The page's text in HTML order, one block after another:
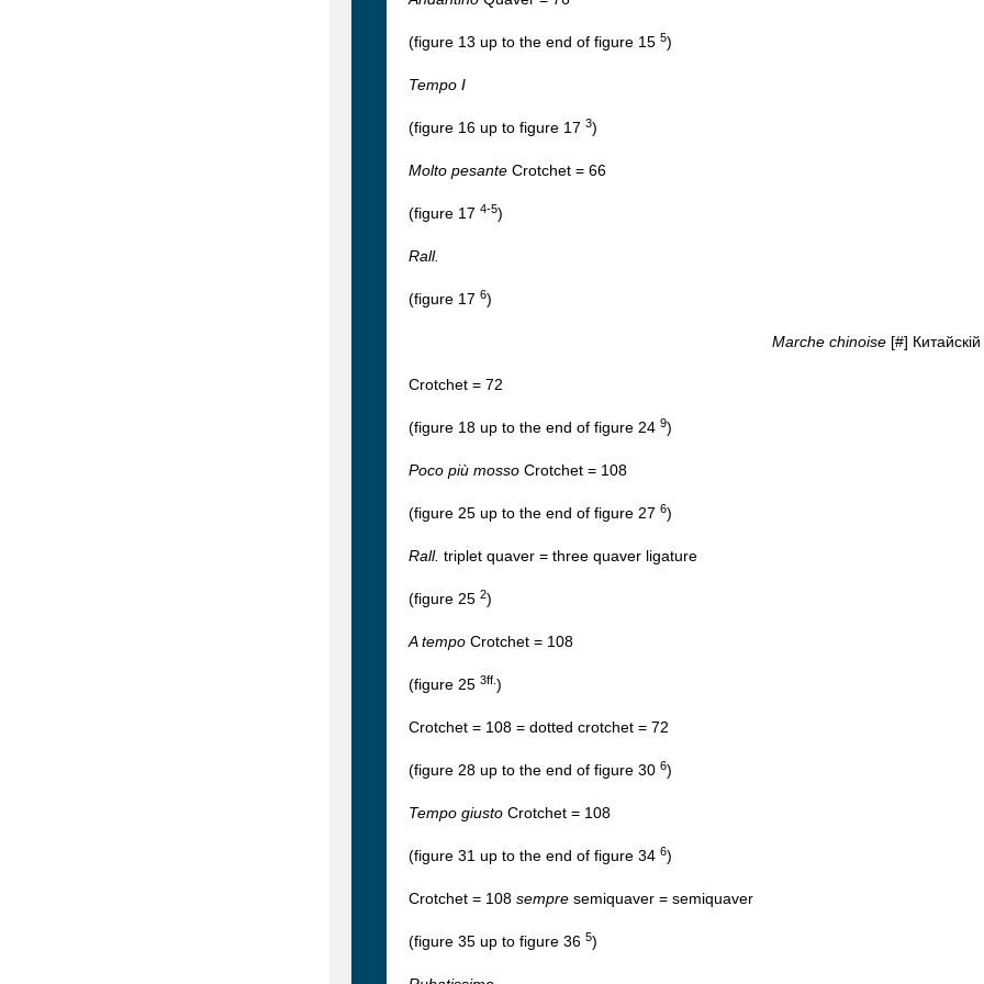
(figure 13 up to the end of figure 15 5)
Tempo I
(figure 16 up to figure 17 3)
Molto pesante Crotchet = 66
(figure 17 4-5)
Rall.
(figure 17 6)
Marche chinoise [#]
Crotchet = 72
(figure 18 up to the end of figure 24 9)
Poco più mosso Crotchet = 108
(figure 25 up to the end of figure 27 6)
Rall. triplet quaver = three quaver ligature
(figure 25 2)
A tempo Crotchet = 108
(figure 25 3ff. )
Crotchet = 108 = dotted crotchet = 72
(figure 28 up to the end of figure 30 6)
Tempo giusto Crotchet = 108
(figure 31 up to the end of figure 34 6)
Crotchet = 108 sempre semiquaver = semiquaver
(figure 35 up to figure 36 5)